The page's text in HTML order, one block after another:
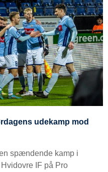
udekamp mod
spændende kamp i
IF på Pro